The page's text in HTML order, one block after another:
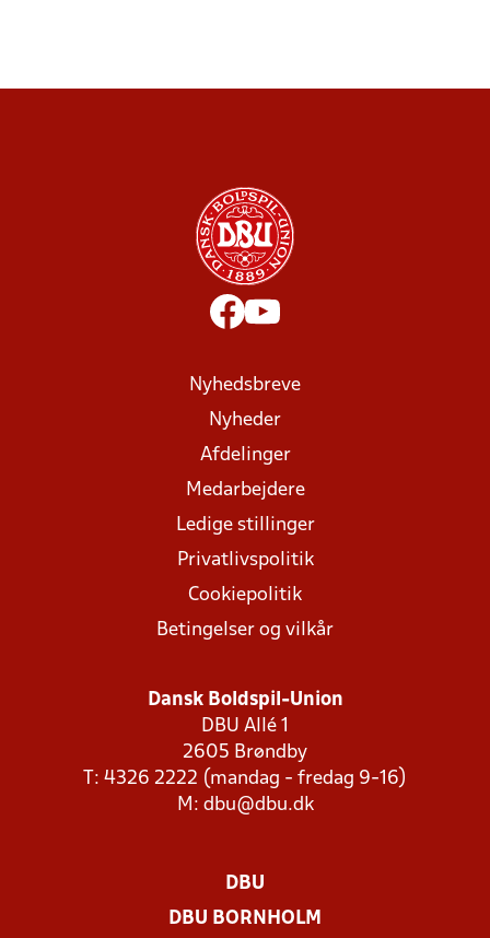
Nyhedsbreve
Nyheder
Afdelinger
Medarbejdere
Ledige stillinger
Privatlivspolitik
Cookiepolitik
Betingelser og vilkår
Dansk Boldspil-Union
DBU Allé 1
2605 Brøndby
T: 4326 2222 (mandag - fredag 9-16)
M: dbu@dbu.dk
DBU
DBU BORNHOLM